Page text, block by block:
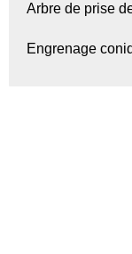
Arbre de prise
Engrenage